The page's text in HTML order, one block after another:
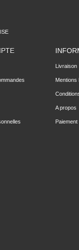
Livraison
Mentions
A propos